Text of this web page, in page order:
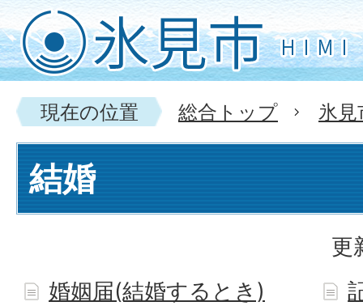
現在の位置 総合トップ 氷
結婚
更
婚姻届(結婚するとき)